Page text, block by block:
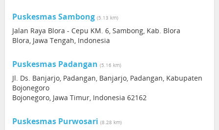
Puskesmas Sambong (5.13 km)
Jalan Raya Blora - Cepu KM. 6, Sambong, Kab. Blora
Blora, Jawa Tengah, Indonesia
Puskesmas Padangan (5.16 km)
Jl. Ds. Banjarjo, Padangan, Banjarjo, Padangan, Kabupaten
Bojonegoro
Bojonegoro, Jawa Timur, Indonesia 62162
Puskesmas Purwosari (8.28 km)